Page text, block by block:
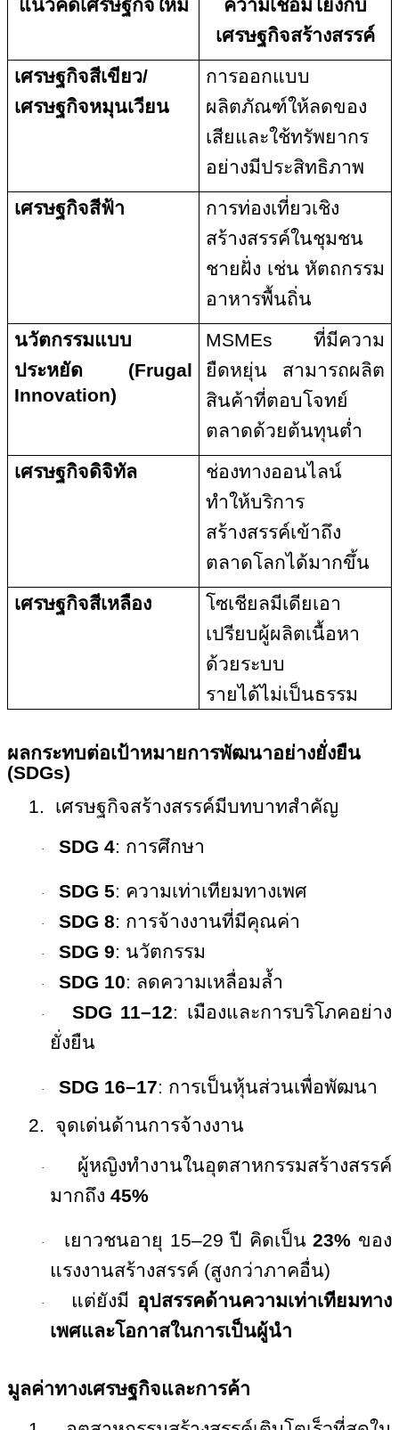
แนวคิดเศรษฐกิจใหม่
ความเชื่อมโยงกับ
เศรษฐกิจสร้างสรรค์
เศรษฐกิจสีเขียว/
เศรษฐกิจหมุนเวียน
การออกแบบ
ผลิตภัณฑ์ให้ลดของ
เสียและใช้ทรัพยากร
อย่างมีประสิทธิภาพ
เศรษฐกิจสีฟ้า
การท่องเที่ยวเชิง
สร้างสรรค์ในชุมชน
ชายฝั่ง เช่น หัตถกรรม
อาหารพื้นถิ่น
นวัตกรรมแบบ
ประหยัด (Frugal
Innovation)
MSMEs ที่มีความ
ยืดหยุ่น สามารถผลิต
สินค้าที่ตอบโจทย์
ตลาดด้วยต้นทุนต่ำ
เศรษฐกิจดิจิทัล
ช่องทางออนไลน์
ทำให้บริการ
สร้างสรรค์เข้าถึง
ตลาดโลกได้มากขึ้น
เศรษฐกิจสีเหลือง
โซเชียลมีเดียเอา
เปรียบผู้ผลิตเนื้อหา
ด้วยระบบ
รายได้ไม่เป็นธรรม
ผลกระทบต่อเป้าหมายการพัฒนาอย่างยั่งยืน
(SDGs)
1.
เศรษฐกิจสร้างสรรค์มีบทบาทสำคัญ
· SDG 4: การศึกษา
· SDG 5: ความเท่าเทียมทางเพศ
· SDG 8: การจ้างงานที่มีคุณค่า
· SDG 9: นวัตกรรม
· SDG 10: ลดความเหลื่อมล้ำ
· SDG 11–12: เมืองและการบริโภคอย่าง
ยั่งยืน
· SDG 16–17: การเป็นหุ้นส่วนเพื่อพัฒนา
2.
จุดเด่นด้านการจ้างงาน
·
ผู้หญิงทำงานในอุตสาหกรรมสร้างสรรค์
มากถึง 45%
· เยาวชนอายุ 15–29ปี คิดเป็น23% ของ
แรงงานสร้างสรรค์ (สูงกว่าภาคอื่น)
· แต่ยังมี อุปสรรคด้านความเท่าเทียมทาง
เพศและโอกาสในการเป็นผู้นำ
มูลค่าทางเศรษฐกิจและการค้า